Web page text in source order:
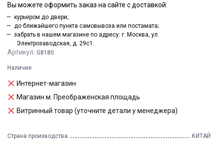
Артикул: G8180
Наличие
Интернет-магазин
Магазин м. Преображенская площадь
Витринный товар (уточните детали у менеджера)
Страна производства КИТАЙ
Вы можете оформить заказ на сайте с доставкой:
курьером до двери;
до ближайшего пункта самовывоза или постамата;
забрать в нашем магазине по адресу: г. Москва, ул.
Электрозаводская, д. 29с1.